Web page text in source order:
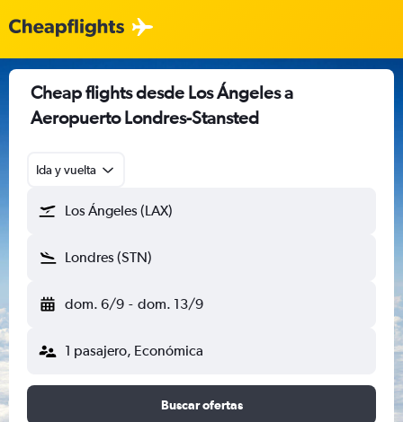
Cheap flights desde Los Ángeles a
Aeropuerto Londres-Stansted
Ida y vuelta
Los Ángeles (LAX)
Londres (STN)
dom. 6/9 - dom. 13/9
1 pasajero, Económica
Buscar ofertas